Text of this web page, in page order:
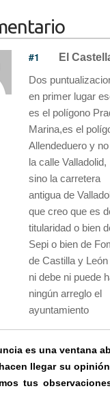
#1 El
Dos
en primer lugar
es el polígono
Marina,es el
Allendeduero y
la calle Valladolid,
sino la carretera
antigua de
que creo que es
titularidad o bien
Sepi o bien de
de Castilla y
ni debe ni puede
ningún arreglo el
ayuntamiento
es una ventana
llegar su
tus